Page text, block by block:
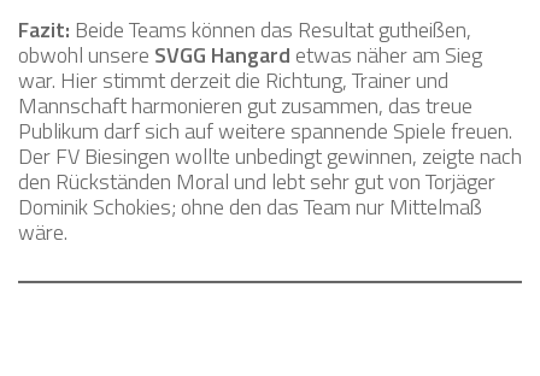
Fazit: Beide Teams können das Resultat gutheißen,
obwohl unsere SVGG Hangard etwas näher am Sieg
war. Hier stimmt derzeit die Richtung, Trainer und
Mannschaft harmonieren gut zusammen, das treue
Publikum darf sich auf weitere spannende Spiele freuen.
Der FV Biesingen wollte unbedingt gewinnen, zeigte nach
den Rückständen Moral und lebt sehr gut von Torjäger
Dominik Schokies; ohne den das Team nur Mittelmaß
wäre.